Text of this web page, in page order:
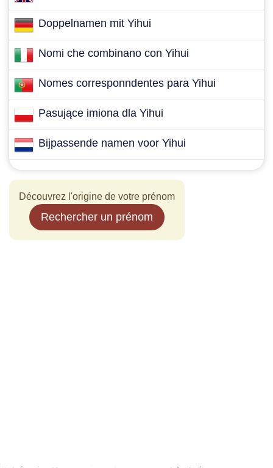
Doppelnamen mit Yihui
Nomi che combinano con Yihui
Nomes corresponndentes para Yihui
Pasujące imiona dla Yihui
Bijpassende namen voor Yihui
Découvrez l'origine de votre prénom
Rechercher un prénom